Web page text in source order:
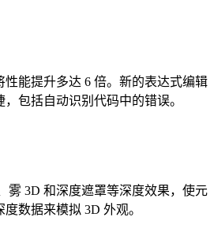
性能提升多达 6 倍。新的表达式编辑
包括自动识别代码中的错误。
雾 3D 和深度遮罩等深度效果，使元
数据来模拟 3D 外观。